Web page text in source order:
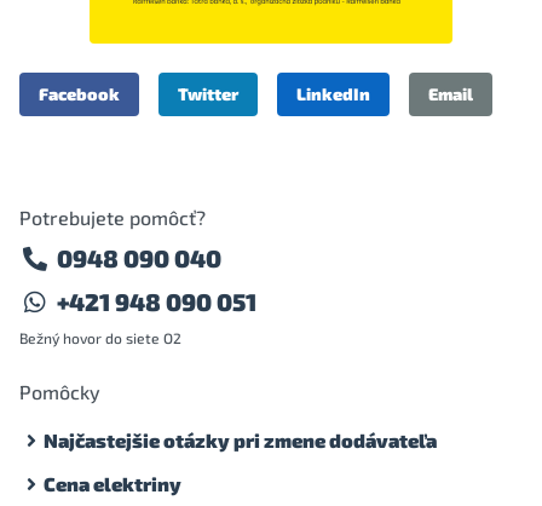
Facebook Twitter LinkedIn Email
Potrebujete pomôcť?
0948 090 040
+421 948 090 051
Bežný hovor do siete O2
Pomôcky
Najčastejšie otázky pri zmene dodávateľa
Cena elektriny